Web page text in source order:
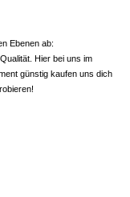
Ebenen ab:
Hier bei uns im
günstig kaufen uns dich